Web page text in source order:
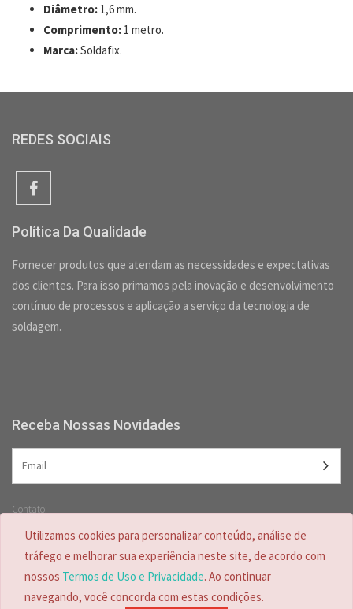
Diâmetro: 1,6 mm.
Comprimento: 1 metro.
Marca:Soldafix.
REDES SOCIAIS
Política Da Qualidade
Fornecer produtos que atendam as necessidades e expectativas
dos clientes. Para isso primamos pela inovação e desenvolvimento
contínuo de processos e aplicação a serviço da tecnologia de
soldagem.
Receba Nossas Novidades
Contato:
(47) 99728-4635
Utilizamos cookies para personalizar conteúdo, análise de
tráfego e melhorar sua experiência neste site, de acordo com
nossos Termos de Uso e Privacidade. Ao continuar
navegando, você concorda com estas condições.